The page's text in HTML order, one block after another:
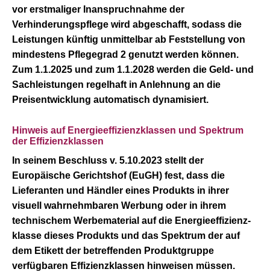
vor erstmaliger Inanspruchnahme der
Verhinderungspflege wird abgeschafft, sodass die
Leistungen künftig unmittelbar ab Feststellung von
mindestens Pflegegrad 2 genutzt werden können.
Zum 1.1.2025 und zum 1.1.2028 werden die Geld- und
Sachleistungen regelhaft in Anlehnung an die
Preisentwicklung automatisch dynamisiert.
Hinweis auf Energie­effizienz­klassen und Spektrum
der Effizienzklassen
In seinem Beschluss v. 5.10.2023 stellt der
Europäische Gerichtshof (EuGH) fest, dass die
Lieferanten und Händler eines Produkts in ihrer
visuell wahrnehmbaren Werbung oder in ihrem
technischem Werbematerial auf die Energie­effizienz­
klasse dieses Produkts und das Spektrum der auf
dem Etikett der betreffenden Produktgruppe
verfügbaren Effizienzklassen hinweisen müssen.